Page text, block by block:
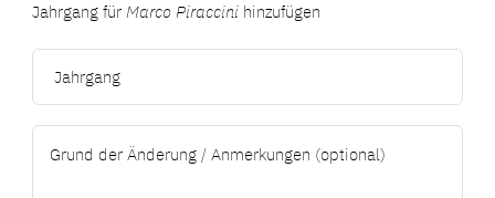
Jahrgang fürMarco Piraccini hinzufügen